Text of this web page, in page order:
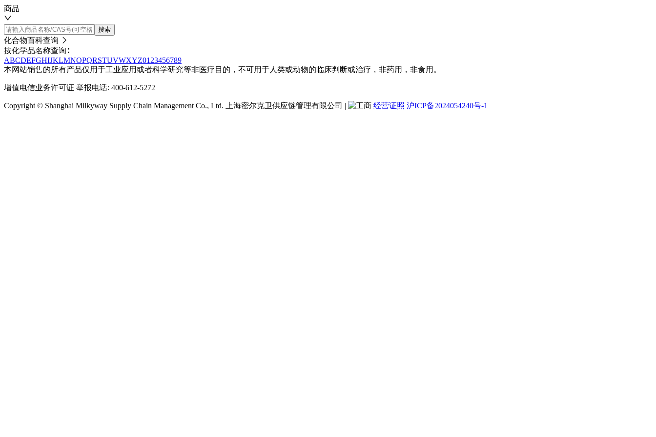
商品
搜索
化合物百科查询
按化学品名称查询∶
ABCDEFGHIJKLMNOPQRSTUVWXYZ01 23456789
本网站销售的所有产品仅用于工业应用或者科学研究等非医疗目的，不可用于人类或动物的临床判断或治疗，非药用，非食用。
增值电信业务许可证 举报电话: 400-612-5272
Copyright © Shanghai Milkyway Supply Chain Management Co., Ltd. 上海密尔克卫供应链管理有限公司 | 经营证照 沪ICP备2024054240号-1